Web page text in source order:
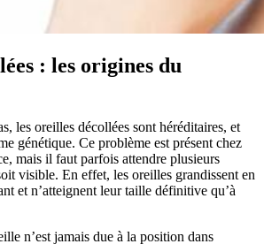
: les origines du
les oreilles décollées sont héréditaires, et
génétique. Ce problème est présent chez
mais il faut parfois attendre plusieurs
visible. En effet, les oreilles grandissent en
et n’atteignent leur taille définitive qu’à
n’est jamais due à la position dans